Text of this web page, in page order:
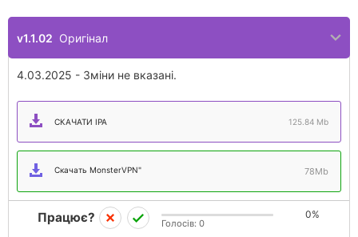
v1.1.02 Оригінал
4.03.2025 - Зміни не вказані.
СКАЧАТИ IPA 125.84 Mb
Скачать MonsterVPN" 78Mb
Працює? 0%
Голосів: 0